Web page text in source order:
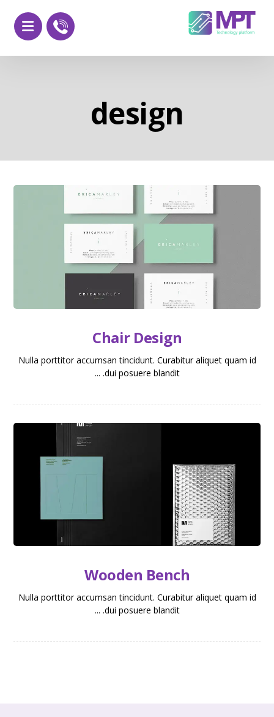
design
Chair Design
Nulla porttitor accumsan tincidunt. Curabitur aliquet quam id
dui posuere blandit. ...
Wooden Bench
Nulla porttitor accumsan tincidunt. Curabitur aliquet quam id
dui posuere blandit. ...